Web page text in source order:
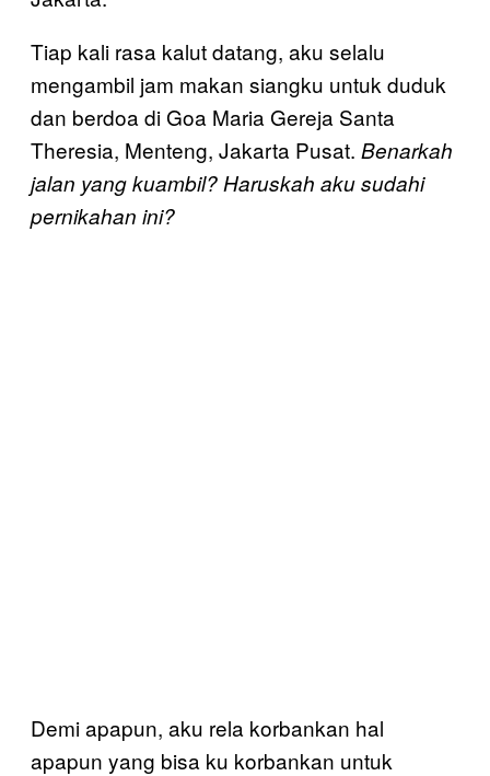
Tiap kali rasa kalut datang, aku selalu
mengambil jam makan siangku untuk duduk
dan berdoa di Goa Maria Gereja Santa
Theresia, Menteng, Jakarta Pusat. Benarkah
jalan yang kuambil? Haruskah aku sudahi
pernikahan ini?
Demi apapun, aku rela korbankan hal
apapun yang bisa ku korbankan untuk